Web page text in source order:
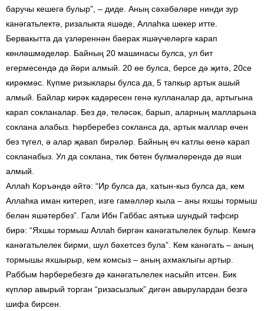
баручы кешегә булыр”, – диде. Аның сәхәбәләре нинди зур
канәгатьлектә, ризалыкта яшәде, Аллаһка шөкер итте.
Бервакытта да үзләреннән баерак яшәүчеләргә карап
көнләшмәделәр. Байның 20 машинасы булса, ул бит
егермесендә дә йөри алмый. 20 өе булса, берсе дә җитә, 20се
кирәкмәс. Күпме ризыклары булса да, 5 тапкыр артык ашый
алмый. Байлар кирәк кадәресен генә кулланалар да, артыгына
карап сокланалар. Без дә, теләсәк, барып, аларның малларына
соклана алабыз. Һәрберебез сокланса да, артык маллар өчен
без түгел, ә алар җавап бирәләр. Байның өч катлы өенә карап
сокланабыз. Ул да соклана, тик бөтен бүлмәләрендә дә яши
алмый.
Аллаһ Коръәндә әйтә: “Ир булса да, хатын-кыз булса да, кем
Аллаһка иман китереп, изге гамәлләр кыла – аны яхшы тормыш
белән яшәтербез”. Гали Ибн Габбас аятькә шундый тәфсир
бирә: “Яхшы тормыш Аллаһ биргән канәгатьлелек булыр. Кемгә
канәгатьлелек бирми, шул бәхетсез була”. Кем канәгать – аның
тормышы яхшырыр, кем комсыз – аның ахмаклыгы артыр.
Раббым һәрберебезгә дә канәгатьлелек насыйп итсен. Бик
күпләр авырый торган “ризасызлык” дигән авырулардан безгә
шифа бирсен.